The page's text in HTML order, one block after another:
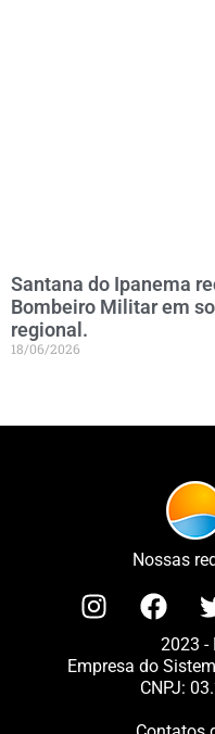
Santana do Ipanema
Bombeiro Militar em
regional.
18/06/2026
Nossas
2023 -
Empresa do
CNPJ: